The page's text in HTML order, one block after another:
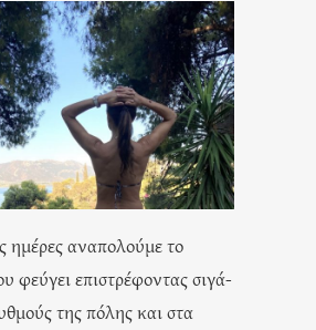
ημέρες αναπολούμε το
φεύγει επιστρέφοντας σιγά-
της πόλης και στα